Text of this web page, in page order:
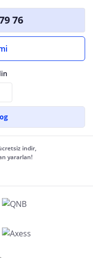
76
indir,
yararlan!